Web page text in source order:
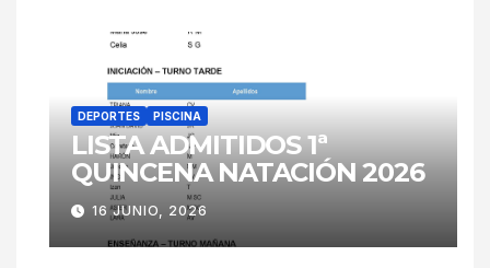
DEPORTES PISCINA
LISTA ADMITIDOS 1ª
QUINCENA NATACIÓN 2026
16 JUNIO, 2026